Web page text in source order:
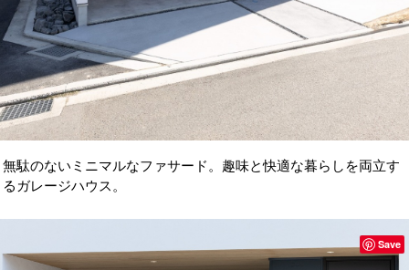
無駄のないミニマルなファサード。趣味と快適な暮らしを両立す
るガレージハウス。
Save